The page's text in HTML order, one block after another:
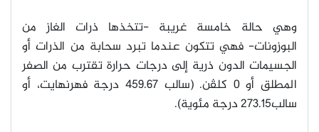
وهي حالة خامسة غريبة -تتخذها ذرات الغاز من
البوزونات- فهي تتكون عندما تبرد سحابة من الذرات أو
الجسيمات الدون ذرية إلى درجات حرارة تقترب من الصفر
المطلق أو 0 كلڤن. (سالب 459.67 درجة فهرنهايت، أو
سالب273.15 درجة مئوية)
.